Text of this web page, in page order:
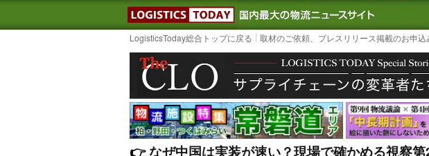
LOGISTICS TODAY｜国内最大の物流
LogisticsToday総合トップに戻る 取材のご依頼、プレスリリース掲載のお申込
👉️なぜ中国は実装が速い？現場で確かめる視察